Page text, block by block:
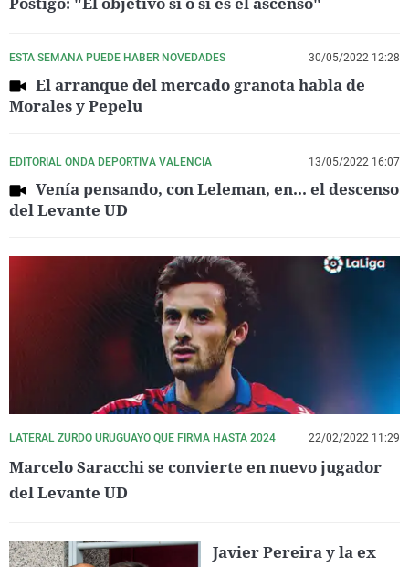
ESTA SEMANA PUEDE HABER NOVEDADES 30/05/2022 12:28
El arranque del mercado granota habla de
Morales y Pepelu
EDITORIAL ONDA DEPORTIVA VALENCIA 13/05/2022 16:07
Venía pensando, con Leleman, en... el descenso
del Levante UD
LATERAL ZURDO URUGUAYO QUE FIRMA HASTA 2024 22/02/2022 11:29
Marcelo Saracchi se convierte en nuevo jugador
del Levante UD
Javier Pereira y la ex